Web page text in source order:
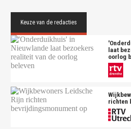
laat
oorlog
richten